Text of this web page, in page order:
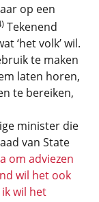
op een
Tekenend
‘het volk’ wil.
te maken
laten horen,
te bereiken,
minister die
van State
om adviezen
wil het ook
wil het